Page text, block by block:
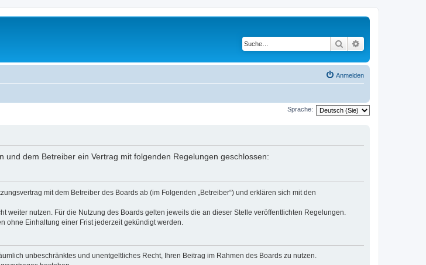
Suche
Anmelden
Sprache:
und dem Betreiber ein Vertrag mit folgenden Regelungen geschlossen:
mit dem Betreiber des Boards ab (im Folgenden „Betreiber“) und erklären sich mit den
weiter nutzen. Für die Nutzung des Boards gelten jeweils die an dieser Stelle veröffentlichten Regelungen.
ohne Einhaltung einer Frist jederzeit gekündigt werden.
unbeschränktes und unentgeltliches Recht, Ihren Beitrag im Rahmen des Boards zu nutzen.